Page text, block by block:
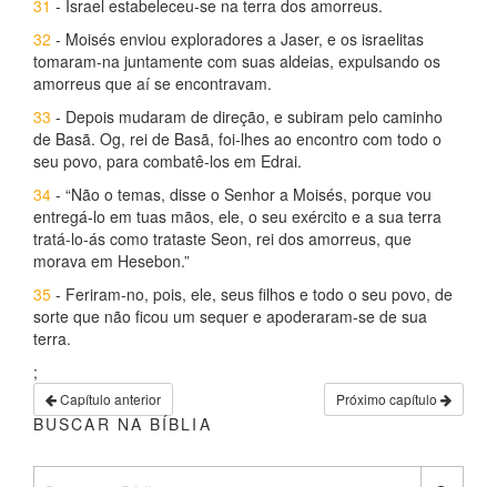
31 - Israel estabeleceu-se na terra dos amorreus.
32 - Moisés enviou exploradores a Jaser, e os israelitas
tomaram-na juntamente com suas aldeias, expulsando os
amorreus que aí se encontravam.
33 - Depois mudaram de direção, e subiram pelo caminho
de Basã. Og, rei de Basã, foi-lhes ao encontro com todo o
seu povo, para combatê-los em Edrai.
34 - “Não o temas, disse o Senhor a Moisés, porque vou
entregá-lo em tuas mãos, ele, o seu exército e a sua terra
tratá-lo-ás como trataste Seon, rei dos amorreus, que
morava em Hesebon.”
35 - Feriram-no, pois, ele, seus filhos e todo o seu povo, de
sorte que não ficou um sequer e apoderaram-se de sua
terra.
;
Capítulo anterior Próximo capítulo
BUSCAR NA BÍBLIA